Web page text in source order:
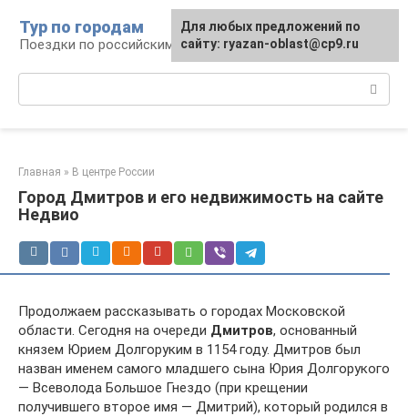
контенту
Тур по городам
Поездки по российским городам
Главная » В центре России
Город Дмитров и его недвижимость на сайте
Недвио
Продолжаем рассказывать о городах Московской
области. Сегодня на очереди Дмитров, основанный
князем Юрием Долгоруким в 1154 году. Дмитров был
назван именем самого младшего сына Юрия Долгорукого
— Всеволода Большое Гнездо (при крещении
получившего второе имя — Дмитрий), который родился в
Для любых предложений по
сайту: ryazan-oblast@cp9.ru